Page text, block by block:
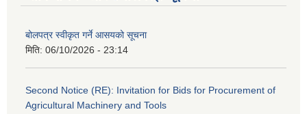
बोलपत्र स्वीकृत गर्ने आसयको सूचना
मिति: 06/10/2026 - 23:14
Second Notice (RE): Invitation for Bids for Procurement of
Agricultural Machinery and Tools